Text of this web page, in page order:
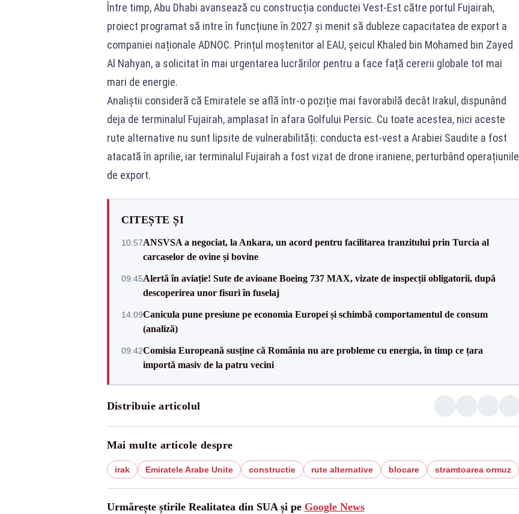
Între timp, Abu Dhabi avansează cu construcția conductei Vest-Est către portul Fujairah,
proiect programat să intre în funcțiune în 2027 și menit să dubleze capacitatea de export a
companiei naționale ADNOC. Prințul moștenitor al EAU, șeicul Khaled bin Mohamed bin Zayed
Al Nahyan, a solicitat în mai urgentarea lucrărilor pentru a face față cererii globale tot mai
mari de energie.
Analiștii consideră că Emiratele se află într-o poziție mai favorabilă decât Irakul, dispunând
deja de terminalul Fujairah, amplasat în afara Golfului Persic. Cu toate acestea, nici aceste
rute alternative nu sunt lipsite de vulnerabilități: conducta est-vest a Arabiei Saudite a fost
atacată în aprilie, iar terminalul Fujairah a fost vizat de drone iraniene, perturbând operațiunile
de export.
CITEȘTE ȘI
10:57ANSVSA a negociat, la Ankara, un acord pentru facilitarea tranzitului prin Turcia al
carcaselor de ovine și bovine
09:45Alertă în aviație! Sute de avioane Boeing 737 MAX, vizate de inspecții obligatorii, după
descoperirea unor fisuri în fuselaj
14:09Canicula pune presiune pe economia Europei și schimbă comportamentul de consum
(analiză)
09:42Comisia Europeană susține că România nu are probleme cu energia, în timp ce țara
importă masiv de la patru vecini
Distribuie articolul
Mai multe articole despre
irak Emiratele Arabe Unite constructie rute alternative blocare stramtoarea ormuz
Urmărește știrile Realitatea din SUA și pe Google News